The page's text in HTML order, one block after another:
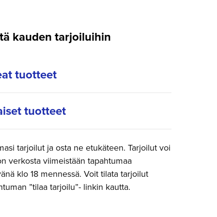
kauden tarjoiluihin
tuotteet
tuotteet
tarjoilut ja osta ne etukäteen. Tarjoilut voi
verkosta viimeistään tapahtumaa
klo 18 mennessä. Voit tilata tarjoilut
”tilaa tarjoilu”- linkin kautta.